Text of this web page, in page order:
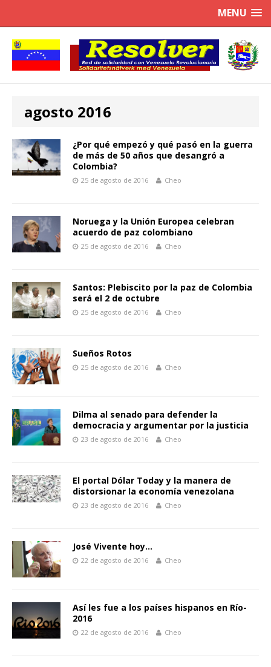
MENU
agosto 2016
¿Por qué empezó y qué pasó en la guerra
de más de 50 años que desangró a
Colombia?
25 de agosto de 2016 Cheo
Noruega y la Unión Europea celebran
acuerdo de paz colombiano
25 de agosto de 2016 Cheo
Santos: Plebiscito por la paz de Colombia
será el 2 de octubre
25 de agosto de 2016 Cheo
Sueños Rotos
25 de agosto de 2016 Cheo
Dilma al senado para defender la
democracia y argumentar por la justicia
23 de agosto de 2016 Cheo
El portal Dólar Today y la manera de
distorsionar la economía venezolana
23 de agosto de 2016 Cheo
José Vivente hoy…
22 de agosto de 2016 Cheo
Así les fue a los países hispanos en Río-
2016
22 de agosto de 2016 Cheo